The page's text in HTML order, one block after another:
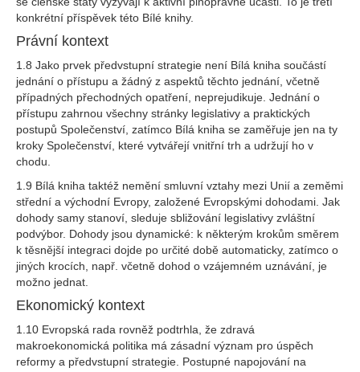
konkrétní příspěvek této Bílé knihy.
Právní kontext
1.8 Jako prvek předvstupní strategie není Bílá kniha součástí
jednání o přístupu a žádný z aspektů těchto jednání, včetně
případných přechodných opatření, neprejudikuje. Jednání o
přístupu zahrnou všechny stránky legislativy a praktických
postupů Společenství, zatímco Bílá kniha se zaměřuje jen na ty
kroky Společenství, které vytvářejí vnitřní trh a udržují ho v
chodu.
1.9 Bílá kniha taktéž nemění smluvní vztahy mezi Unií a zeměmi
střední a východní Evropy, založené Evropskými dohodami. Jak
dohody samy stanoví, sleduje sbližování legislativy zvláštní
podvýbor. Dohody jsou dynamické: k některým krokům směrem
k těsnější integraci dojde po určité době automaticky, zatímco o
jiných krocích, např. včetně dohod o vzájemném uznávání, je
možno jednat.
Ekonomický kontext
1.10 Evropská rada rovněž podtrhla, že zdravá
makroekonomická politika má zásadní význam pro úspěch
reformy a předvstupní strategie. Postupné napojování na